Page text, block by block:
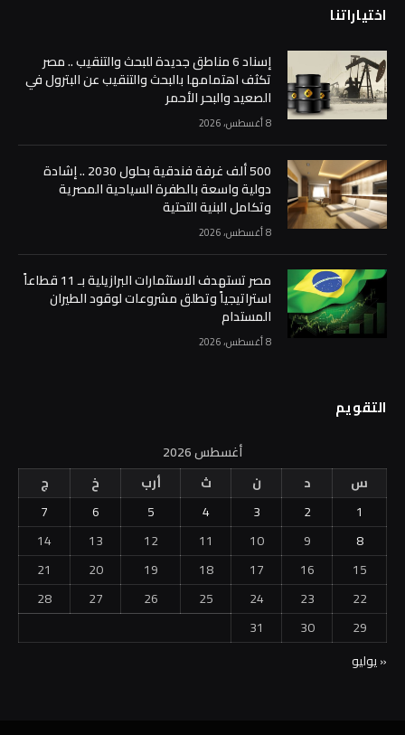
اختياراتنا
إسناد 6 مناطق جديدة للبحث والتنقيب .. مصر
تكثف اهتمامها بالبحث والتنقيب عن البترول في
الصعيد والبحر الأحمر
8 أغسطس، 2026
500 ألف غرفة فندقية بحلول 2030 .. إشادة
دولية واسعة بالطفرة السياحية المصرية
وتكامل البنية التحتية
8 أغسطس، 2026
مصر تستهدف الاستثمارات البرازيلية بـ 11 قطاعاً
استراتيجياً وتطلق مشروعات لوقود الطيران
المستدام
8 أغسطس، 2026
التقويم
أغسطس 2026
س
د ن ث أرب خ
ج
1
2
3
4
5
6
7
8
9
10
11
12
13
14
15
16
17
18
19
20
21
22
23
24
25
26
27
28
29
30
31
« يوليو